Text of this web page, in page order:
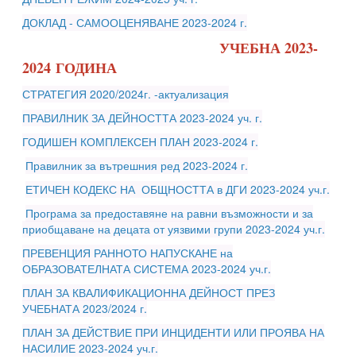
ДОКЛАД - САМООЦЕНЯВАНЕ 2023-2024 г.
УЧЕБНА 2023-
2024 ГОДИНА
СТРАТЕГИЯ 2020/2024г. -актуализация
ПРАВИЛНИК ЗА ДЕЙНОСТТА 2023-2024 уч. г.
ГОДИШЕН КОМПЛЕКСЕН ПЛАН 2023-2024 г.
Правилник за вътрешния ред 2023-2024 г.
ЕТИЧЕН КОДЕКС НА ОБЩНОСТТА в ДГИ 2023-2024 уч.г.
Програма за предоставяне на равни възможности и за
приобщаване на децата от уязвими групи 2023-2024 уч.г.
ПРЕВЕНЦИЯ РАННОТО НАПУСКАНЕ на
ОБРАЗОВАТЕЛНАТА СИСТЕМА 2023-2024 уч.г.
ПЛАН ЗА КВАЛИФИКАЦИОННА ДЕЙНОСТ ПРЕЗ
УЧЕБНАТА 2023/2024 г.
ПЛАН ЗА ДЕЙСТВИЕ ПРИ ИНЦИДЕНТИ ИЛИ ПРОЯВА НА
НАСИЛИЕ 2023-2024 уч.г.